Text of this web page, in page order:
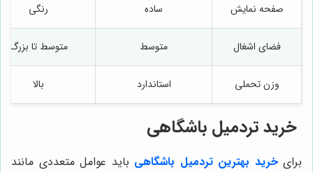
صفحه نمایش ساده رنگی
فضای اشغال متوسط متوسط تا بزرگ
وزن تحملی استاندارد بالا
خرید تردمیل باشگاهی
برایخرید بهترین تردمیل باشگاهی باید عوامل متعددی مانند